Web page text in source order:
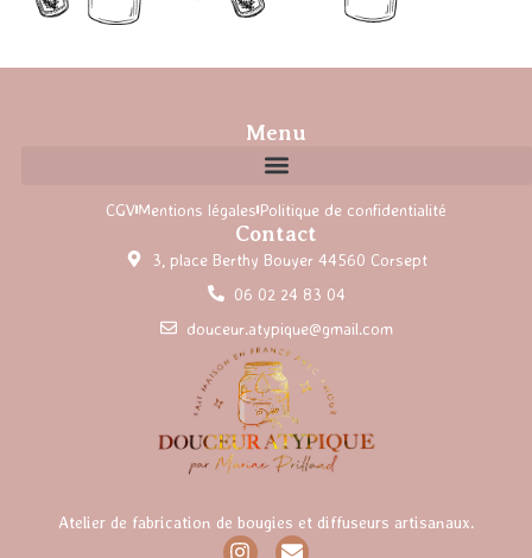
Atelier de fabrication de bougies et diffuseurs artisanaux.
Menu
CGVMentions légales Politique de confidentialité
Contact
3, place Berthy Bouyer 44560 Corsept
06 02 24 83 04
douceur.atypique@gmail.com